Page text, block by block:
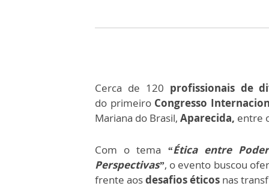
Cerca de 120 profissionais de
do primeiro Congresso
Mariana do Brasil, Aparecida, entre
Com o tema “Ética entre
Perspectivas”, o evento buscou
frente aosdesafios éticos nas